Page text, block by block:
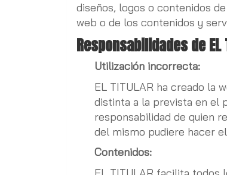
diseños, logos o contenidos
web o de los contenidos y
Responsabilidades de EL
Utilización incorrecta:
EL TITULAR ha creado la
distinta a la prevista en el
responsabilidad de quien
del mismo pudiere hacer
Contenidos: